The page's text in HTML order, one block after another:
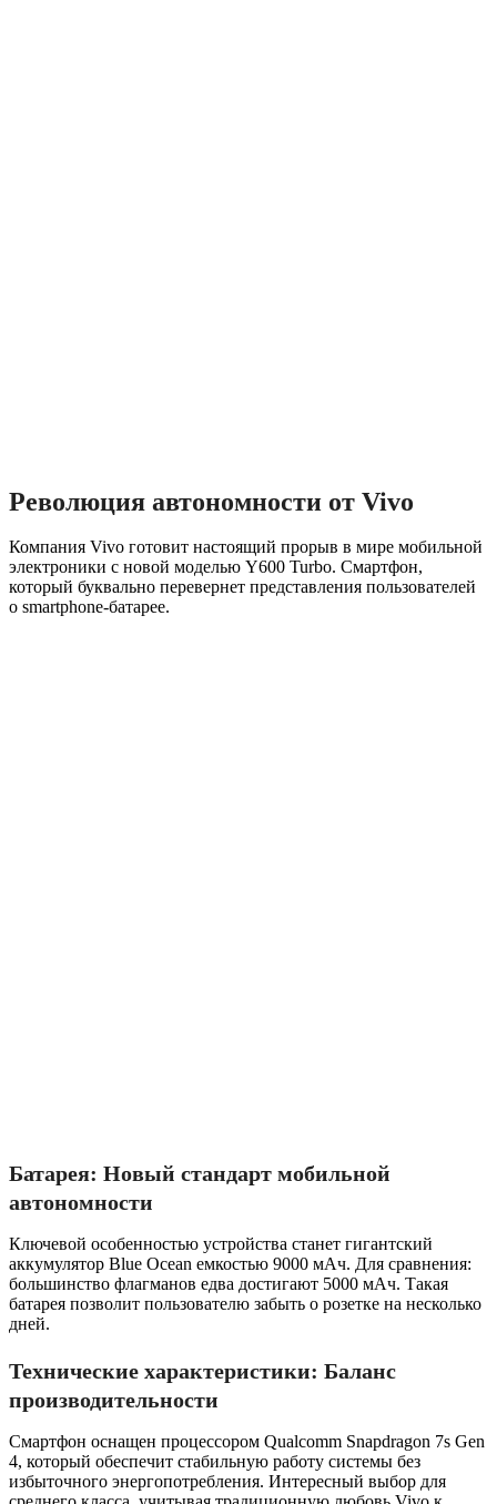
Революция автономности от Vivo
Компания Vivo готовит настоящий прорыв в мире мобильной
электроники с новой моделью Y600 Turbo. Смартфон,
который буквально перевернет представления пользователей
о smartphone-батарее.
Батарея: Новый стандарт мобильной
автономности
Ключевой особенностью устройства станет гигантский
аккумулятор Blue Ocean емкостью 9000 мАч. Для сравнения:
большинство флагманов едва достигают 5000 мАч. Такая
батарея позволит пользователю забыть о розетке на несколько
дней.
Технические характеристики: Баланс
производительности
Смартфон оснащен процессором Qualcomm Snapdragon 7s Gen
4, который обеспечит стабильную работу системы без
избыточного энергопотребления. Интересный выбор для